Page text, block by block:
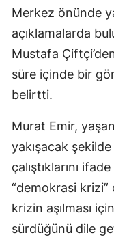
Merkez önünde
açıklamalarda
Mustafa
süre içinde bir
belirtti.
Murat Emir,
yakışacak
çalıştıklarını
“demokrasi
krizin aşılması
sürdüğünü dile